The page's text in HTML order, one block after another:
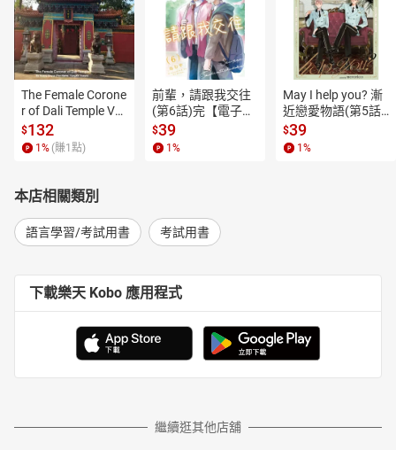
The Female Corone
r of Dali Temple Vo
l.6【有聲書】
$132
1 % (賺1 點)
前輩，請跟我交往
(第6話)完【電子
書】
$39
1 %
May I help you? 漸
近戀愛物語(第5話)
【電子書】
$39
1 %
本店相關類別
語言學習/考試用書 考試用書
下載樂天 Kobo 應用程式
繼續逛其他店舖